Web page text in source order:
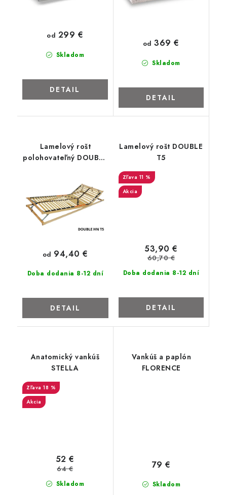
Podmienky ochrany osobných údajov
Cookies
O firme
Skladom
od 299 €
DETAIL
Skladom
od 369 €
DETAIL
Lamelový rošt
polohovateľný DOUBLE
Doba dodania 8-12 dní
od 94,40 €
DETAIL
Lamelový rošt DOUBLE
T5
11 %
Akcia
Doba dodania 8-12 dní
53,90 €
60,70 €
DETAIL
Anatomický vankúš
STELLA
18 %
Akcia
Skladom
52 €
64 €
Vankúš a paplón
FLORENCE
Skladom
79 €